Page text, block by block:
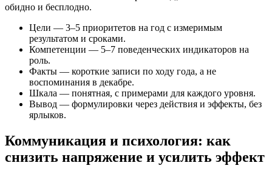
обидно и бесплодно.
Цели — 3–5 приоритетов на год с измеримым
результатом и сроками.
Компетенции — 5–7 поведенческих индикаторов на
роль.
Факты — короткие записи по ходу года, а не
воспоминания в декабре.
Шкала — понятная, с примерами для каждого уровня.
Вывод — формулировки через действия и эффекты, без
ярлыков.
Коммуникация и психология: как
снизить напряжение и усилить эффект